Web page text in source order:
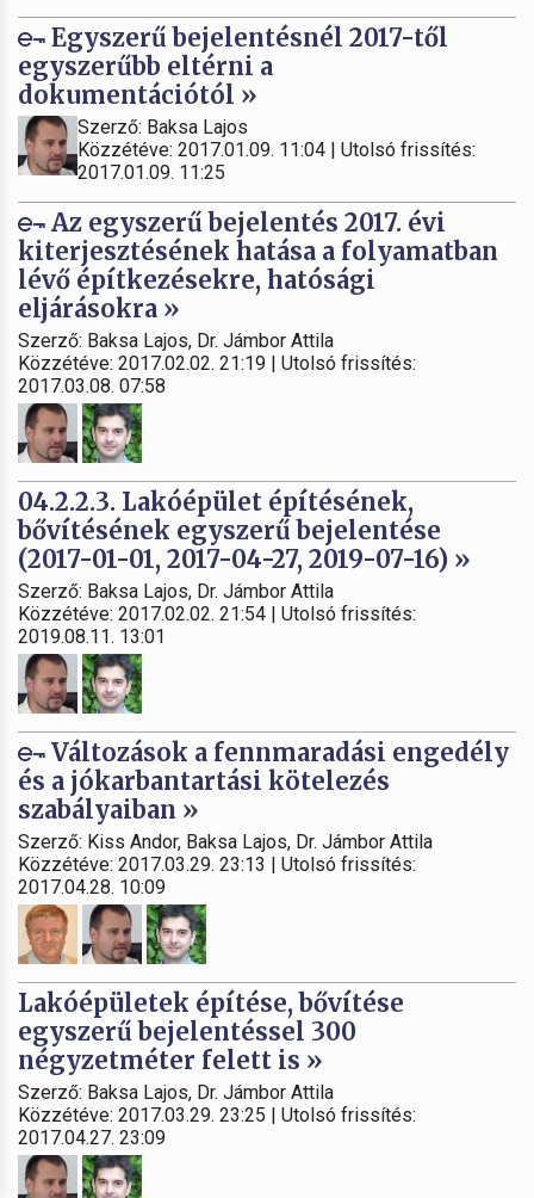
Egyszerű bejelentésnél 2017-től
egyszerűbb eltérni a
dokumentációtól »
Szerző: Baksa Lajos
Közzétéve: 2017.01.09. 11:04 | Utolsó frissítés:
2017.01.09. 11:25
Az egyszerű bejelentés 2017. évi
kiterjesztésének hatása a folyamatban
lévő építkezésekre, hatósági
eljárásokra »
Szerző: Baksa Lajos, Dr. Jámbor Attila
Közzétéve: 2017.02.02. 21:19 | Utolsó frissítés:
2017.03.08. 07:58
04.2.2.3. Lakóépület építésének,
bővítésének egyszerű bejelentése
(2017-01-01, 2017-04-27, 2019-07-16) »
Szerző: Baksa Lajos, Dr. Jámbor Attila
Közzétéve: 2017.02.02. 21:54 | Utolsó frissítés:
2019.08.11. 13:01
Változások a fennmaradási engedély
és a jókarbantartási kötelezés
szabályaiban »
Szerző: Kiss Andor, Baksa Lajos, Dr. Jámbor Attila
Közzétéve: 2017.03.29. 23:13 | Utolsó frissítés:
2017.04.28. 10:09
Lakóépületek építése, bővítése
egyszerű bejelentéssel 300
négyzetméter felett is »
Szerző: Baksa Lajos, Dr. Jámbor Attila
Közzétéve: 2017.03.29. 23:25 | Utolsó frissítés:
2017.04.27. 23:09